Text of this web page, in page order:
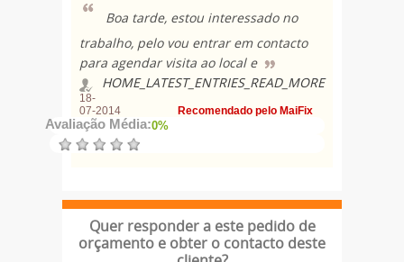
Boa tarde, estou interessado no
trabalho, pelo vou entrar em contacto
para agendar visita ao local e
HOME_LATEST_ENTRIES_READ_MORE
18-
07-2014
Recomendado pelo MaiFix
Avaliação Média:0%
Quer responder a este pedido de
orçamento e obter o contacto deste